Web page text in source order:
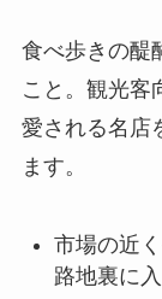
食べ歩きの醍
こと。観光客
愛される名店
ます。
市場の近
路地裏に